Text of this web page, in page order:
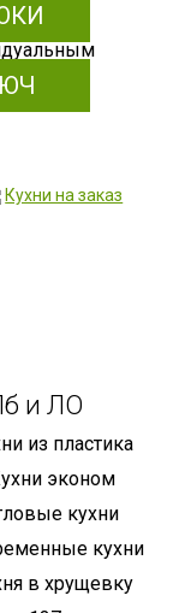
и ЛО
из пластика
эконом
кухни
кухни
в хрущевку